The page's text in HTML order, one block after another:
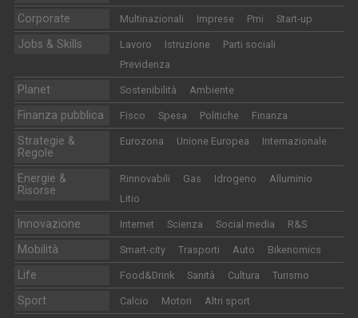
Corporate Multinazionali Imprese Pmi Start-up
Jobs & Skills Lavoro Istruzione
Parti sociali
Previdenza
Planet Sostenibilità Ambiente
Finanza pubblica Fisco Spesa Politiche Finanza
Strategie &
Regole
Eurozona Unione Europea Internazionale
Energie &
Risorse
Rinnovabili Gas Idrogeno
Alluminio
Litio
Innovazione Internet Scienza Social media R&S
Mobilità Smart-city Trasporti Auto Bikenomics
Life Food&Drink Sanità Cultura Turismo
Sport Calcio Motori Altri sport